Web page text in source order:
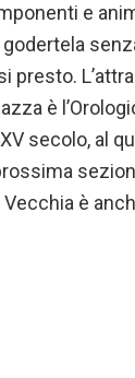
e
godertela
presto.
è
secolo, al
Vecchia è